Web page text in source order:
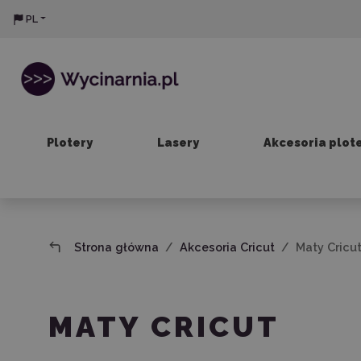
PL
Plotery Lasery Akcesoria
Strona główna Akcesoria Cricut Maty
MATY CRICUT